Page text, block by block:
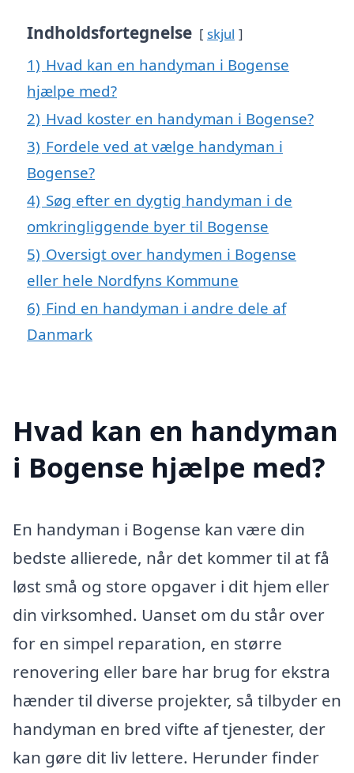
Indholdsfortegnelse skjul
1) Hvad kan en handyman i Bogense
hjælpe med?
2) Hvad koster en handyman i Bogense?
3) Fordele ved at vælge handyman i
Bogense?
4) Søg efter en dygtig handyman i de
omkringliggende byer til Bogense
5) Oversigt over handymen i Bogense
eller hele Nordfyns Kommune
6) Find en handyman i andre dele af
Danmark
Hvad kan en handyman
i Bogense hjælpe med?
En handyman i Bogense kan være din
bedste allierede, når det kommer til at få
løst små og store opgaver i dit hjem eller
din virksomhed. Uanset om du står over
for en simpel reparation, en større
renovering eller bare har brug for ekstra
hænder til diverse projekter, så tilbyder en
handyman en bred vifte af tjenester, der
kan gøre dit liv lettere. Herunder finder